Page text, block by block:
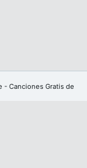
- Canciones Gratis de